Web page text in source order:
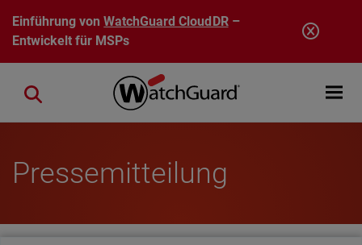
Direkt zum Inhalt
Einführung vonWatchGuard CloudDR–
Entwickelt für MSPs
Open
Close search
Pressemitteilung